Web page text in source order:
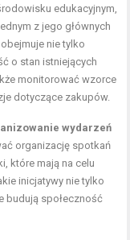
edukacyjnym,
z jego głównych
obejmuje nie tylko
o stan istniejących
monitorować wzorce
dotyczące zakupów.
wydarzeń
organizację spotkań
które mają na celu
inicjatywy nie tylko
budują społeczność